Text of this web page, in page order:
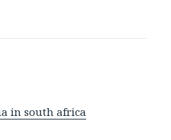
in south africa